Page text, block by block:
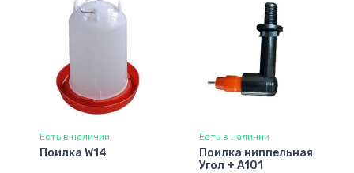
Есть в наличии
Поилка W14
Есть в наличии
Поилка ниппельная
Угол + A101